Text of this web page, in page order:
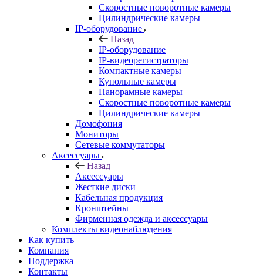
Скоростные поворотные камеры
Цилиндрические камеры
IP-оборудование
Назад
IP-оборудование
IP-видеорегистраторы
Компактные камеры
Купольные камеры
Панорамные камеры
Скоростные поворотные камеры
Цилиндрические камеры
Домофония
Мониторы
Сетевые коммутаторы
Аксессуары
Назад
Аксессуары
Жесткие диски
Кабельная продукция
Кронштейны
Фирменная одежда и аксессуары
Комплекты видеонаблюдения
Как купить
Компания
Поддержка
Контакты